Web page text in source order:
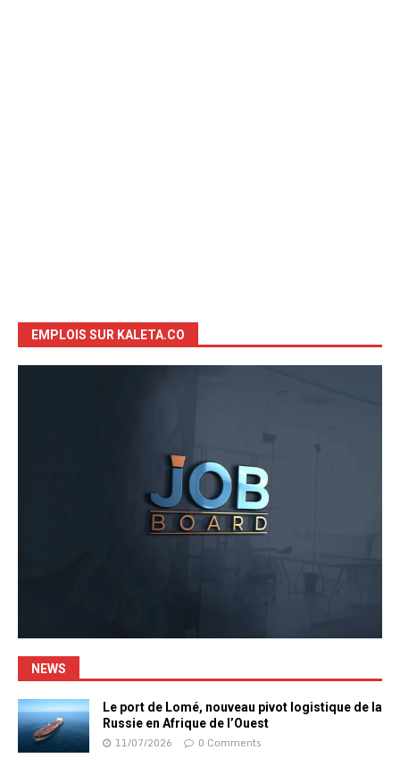
EMPLOIS SUR KALETA.CO
NEWS
Le port de Lomé, nouveau pivot logistique de la
Russie en Afrique de l’Ouest
11/07/2026 0 Comments